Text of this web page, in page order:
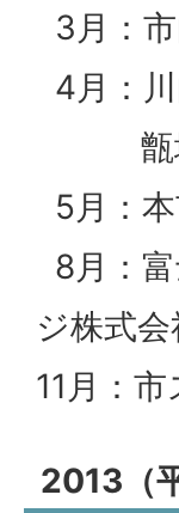
3月：
4月：
甑地
5月：
8月：
ジ株式
11月：
2013（